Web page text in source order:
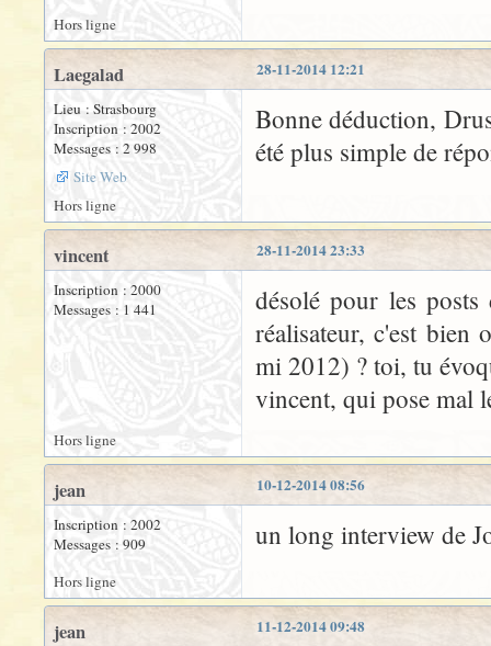
Hors ligne
28-11-2014 12:21
Laegalad
Lieu : Strasbourg
Inscription : 2002
Messages : 2 998
Site Web
Bonne déduction,
été plus simple de
Hors ligne
28-11-2014 23:33
vincent
Inscription : 2000
Messages : 1 441
désolé pour les
réalisateur, c'est
mi 2012) ? toi, tu
vincent, qui pose mal
Hors ligne
10-12-2014 08:56
jean
Inscription : 2002
Messages : 909
un long interview de
Hors ligne
11-12-2014 09:48
jean